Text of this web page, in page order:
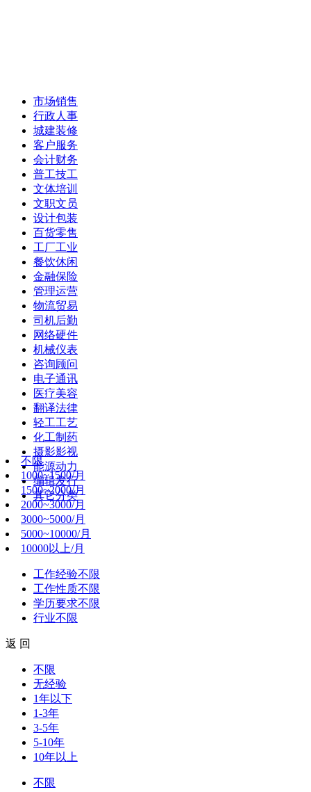
市场销售
行政人事
城建装修
客户服务
会计财务
普工技工
文体培训
文职文员
设计包装
百货零售
工厂工业
餐饮休闲
金融保险
管理运营
物流贸易
司机后勤
网络硬件
机械仪表
咨询顾问
电子通讯
医疗美容
翻译法律
轻工工艺
化工制药
摄影影视
能源动力
编辑发行
其它分类
不限
1000~1500/月
1500~2000/月
2000~3000/月
3000~5000/月
5000~10000/月
10000以上/月
工作经验不限
工作性质不限
学历要求不限
行业不限
返 回
不限
无经验
1年以下
1-3年
3-5年
5-10年
10年以上
不限